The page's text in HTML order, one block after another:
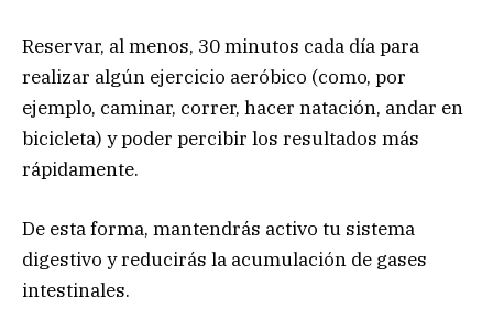
Reservar, al menos, 30 minutos cada día para
realizar algún ejercicio aeróbico (como, por
ejemplo, caminar, correr, hacer natación, andar en
bicicleta) y poder percibir los resultados más
rápidamente.
De esta forma, mantendrás activo tu sistema
digestivo y reducirás la acumulación de gases
intestinales.